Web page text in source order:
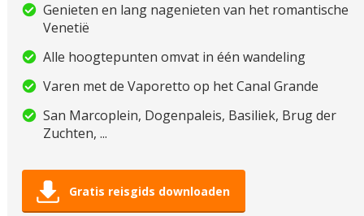
Genieten en lang nagenieten van het romantische
Venetië
Alle hoogtepunten omvat in één wandeling
Varen met de Vaporetto op het Canal Grande
San Marcoplein, Dogenpaleis, Basiliek, Brug der
Zuchten, ...
Gratis reisgids downloaden